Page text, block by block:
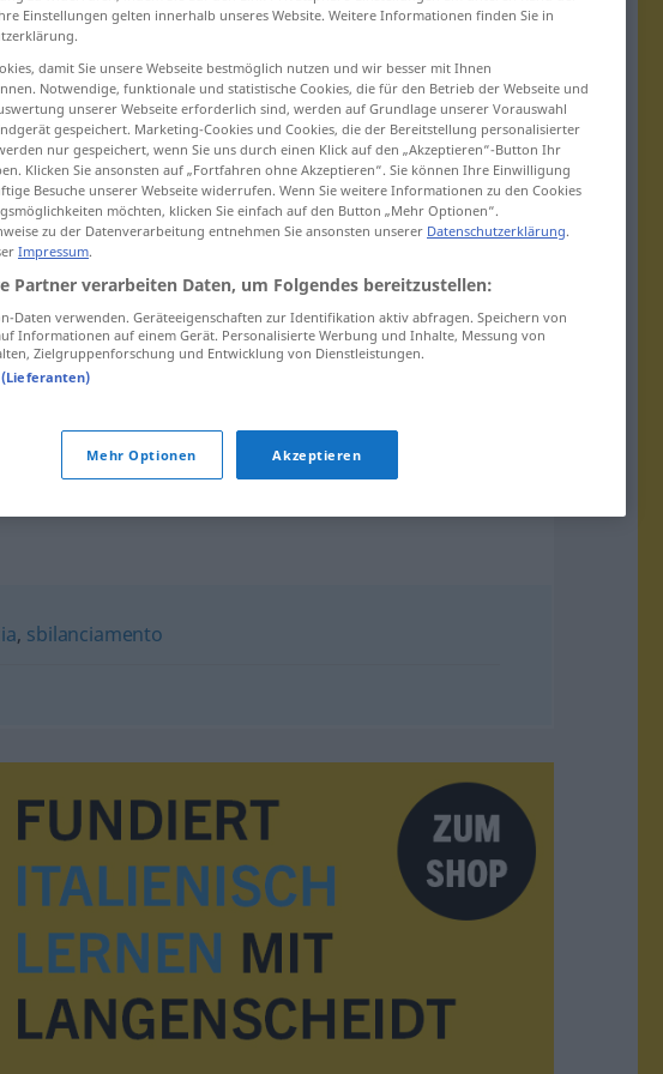
Weitere Beispiele...
squilibrio FIG
squilibrio (mentale) PSYCH
, sbilanciamento
Einstellungen gelten innerhalb unseres Website. Weitere Informationen finden Sie in
damit Sie unsere Webseite bestmöglich nutzen und wir besser mit Ihnen
Notwendige, funktionale und statistische Cookies, die für den Betrieb der Webseite und
unserer Webseite erforderlich sind, werden auf Grundlage unserer Vorauswahl
gespeichert. Marketing-Cookies und Cookies, die der Bereitstellung personalisierter
nur gespeichert, wenn Sie uns durch einen Klick auf den „Akzeptieren“-Button Ihr
Klicken Sie ansonsten auf „Fortfahren ohne Akzeptieren“. Sie können Ihre Einwilligung
Besuche unserer Webseite widerrufen. Wenn Sie weitere Informationen zu den Cookies
möchten, klicken Sie einfach auf den Button „Mehr Optionen“.
zu der Datenverarbeitung entnehmen Sie ansonsten unserer Datenschutzerklärung.
Impressum.
Partner verarbeiten Daten, um Folgendes bereitzustellen:
Daten verwenden. Geräteeigenschaften zur Identifikation aktiv abfragen. Speichern von
Informationen auf einem Gerät. Personalisierte Werbung und Inhalte, Messung von
Zielgruppenforschung und Entwicklung von Dienstleistungen.
Mehr Optionen Akzeptieren